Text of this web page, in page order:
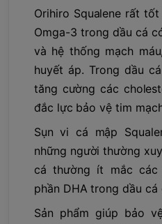
Orihiro Squalene rất
Omga-3 trong dầu cá
và hệ thống mạch
huyết áp. Trong dầu
tăng cường các
đắc lực bảo vệ tim
Sụn vi cá mập
những người thường
cá thường ít mắc
phần DHA trong dầu
Sản phẩm giúp bảo